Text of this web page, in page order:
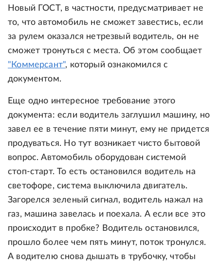
Новый ГОСТ, в частности, предусматривает не
то, что автомобиль не сможет завестись, если
за рулем оказался нетрезвый водитель, он не
сможет тронуться с места. Об этом сообщает
"Коммерсант", который ознакомился с
документом.
Еще одно интересное требование этого
документа: если водитель заглушил машину, но
завел ее в течение пяти минут, ему не придется
продуваться. Но тут возникает чисто бытовой
вопрос. Автомобиль оборудован системой
стоп-старт. То есть остановился водитель на
светофоре, система выключила двигатель.
Загорелся зеленый сигнал, водитель нажал на
газ, машина завелась и поехала. А если все это
происходит в пробке? Водитель остановился,
прошло более чем пять минут, поток тронулся.
А водителю снова дышать в трубочку, чтобы